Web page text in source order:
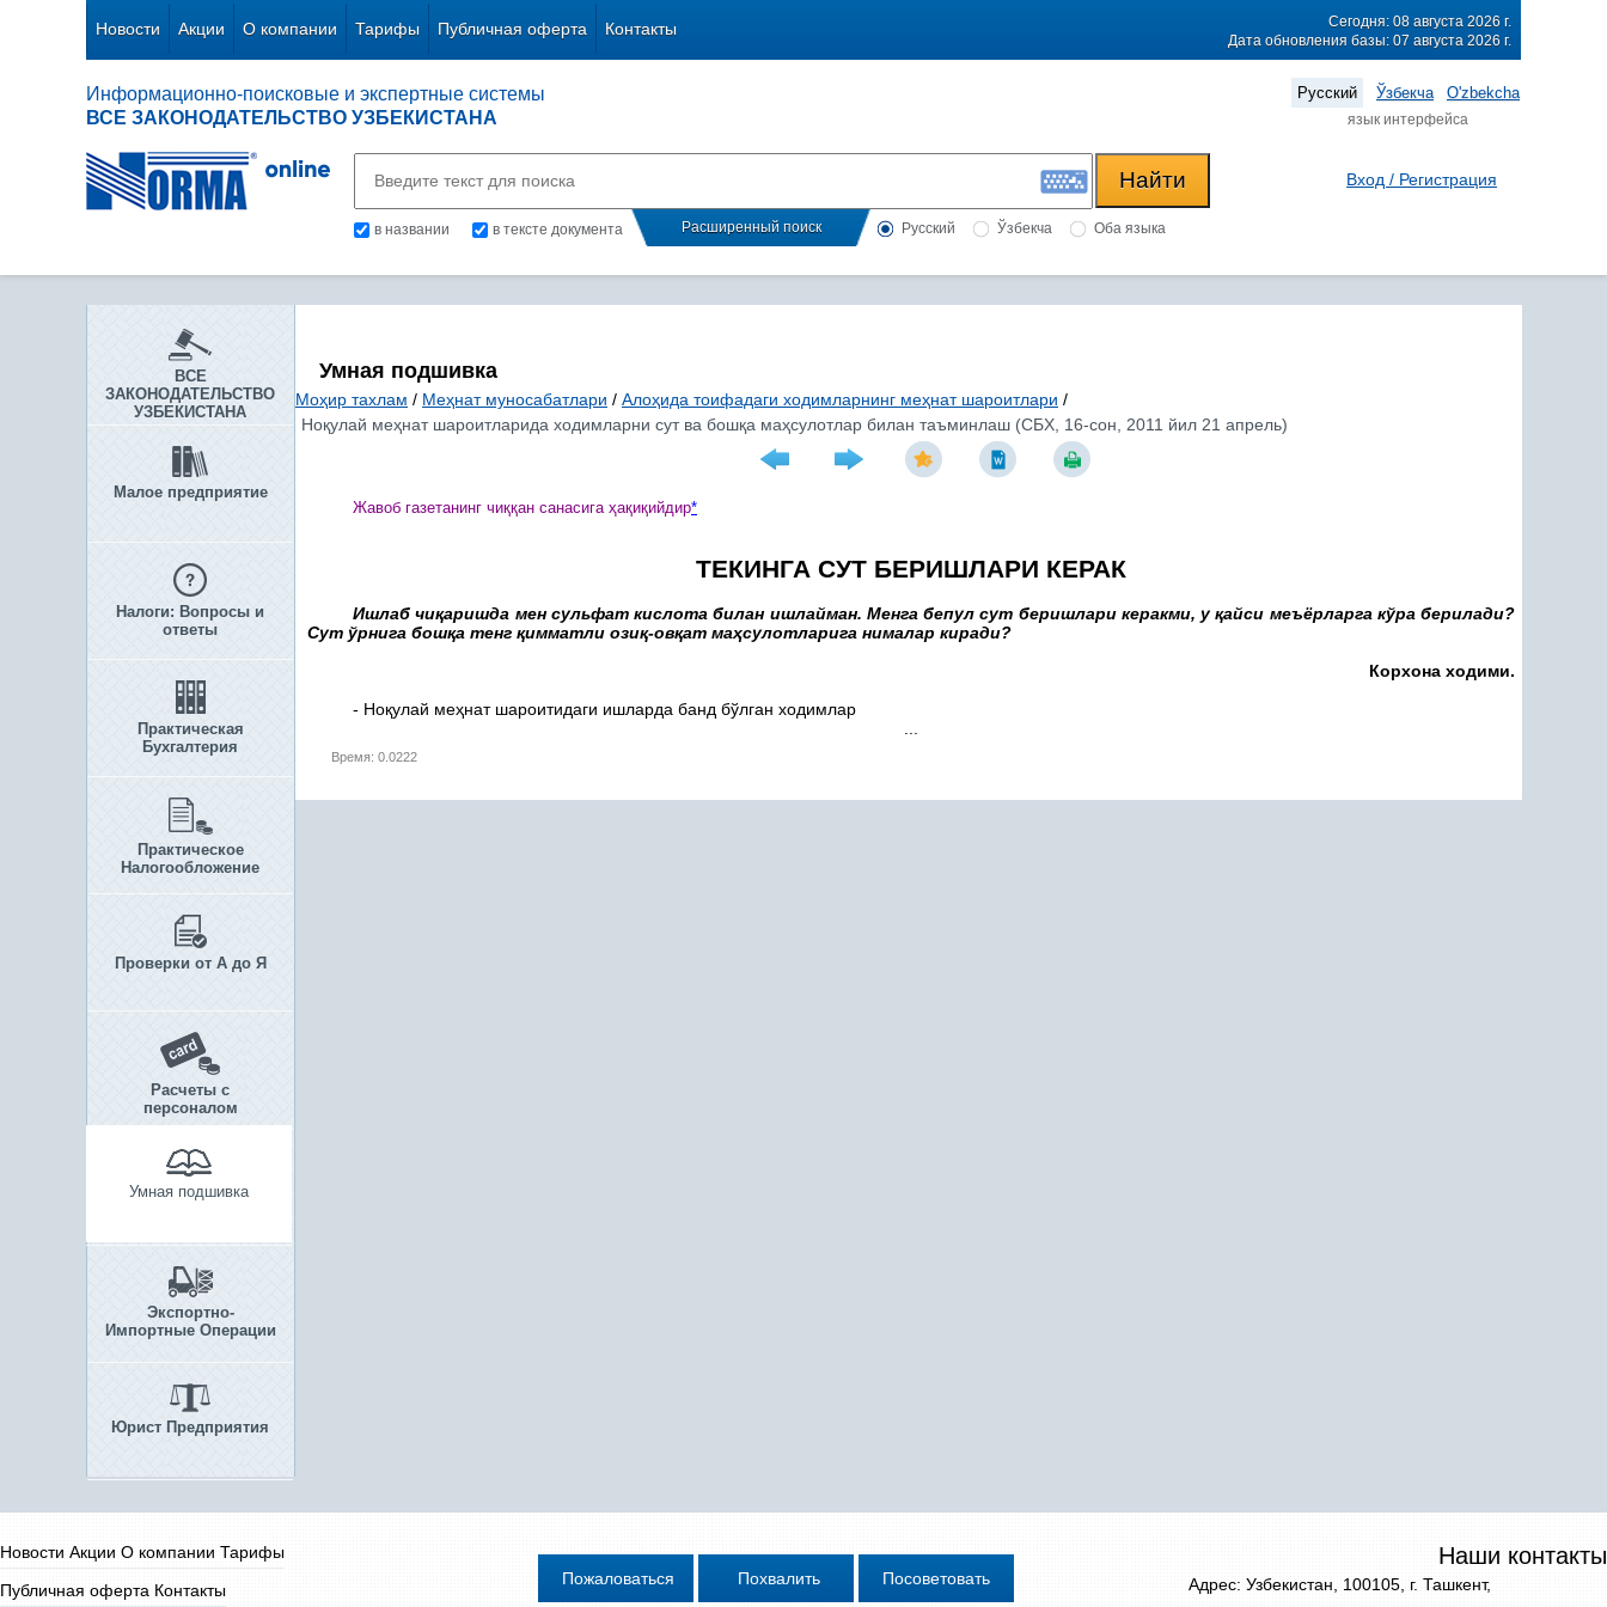
Новости Акции О компании Тарифы Публичная оферта Контакты
Сегодня: 08 августа 2026 г.
Дата обновления базы: 07 августа 2026 г.
Информационно-поисковые и экспертные системы
ВСЕ ЗАКОНОДАТЕЛЬСТВО УЗБЕКИСТАНА
Русский Ўзбекча O'zbekcha
язык интерфейса
в названии в тексте документа Расширенный поиск Русский Ўзбекча Оба языка
Вход / Регистрация
ВСЕ
ЗАКОНОДАТЕЛЬСТВО
УЗБЕКИСТАНА
Малое предприятие
Налоги: Вопросы и
ответы
Практическая
Бухгалтерия
Практическое
Налогообложение
Проверки от А до Я
Расчеты с
персоналом
Умная подшивка
Экспортно-
Импортные Операции
Юрист Предприятия
Умная подшивка
Моҳир тахлам / Меҳнат муносабатлари / Алоҳида тоифадаги ходимларнинг меҳнат шароитлари /
Ноқулай меҳнат шароитларида ходимларни сут ва бошқа маҳсулотлар билан таъминлаш (СБХ, 16-сон, 2011 йил 21 апрель)
Жавоб газетанинг чиққан санасига ҳақиқийдир*
ТЕКИНГА СУТ БЕРИШЛАРИ КЕРАК
Ишлаб чиқаришда мен сульфат кислота билан ишлайман. Менга бепул сут беришлари керакми, уқайси меъёрларга кўра берилади?
Сут ўрнига бошқа тенг қимматли озиқ-овқат маҳсулотларига нималар киради?
Корхона ходими.
- Ноқулай меҳнат шароитидаги ишларда банд бўлган ходимлар
Время: 0.0222
Новости Акции О компании Тарифы
Публичная оферта Контакты
Наши контакты
Адрес: Узбекистан, 100105, г. Ташкент,